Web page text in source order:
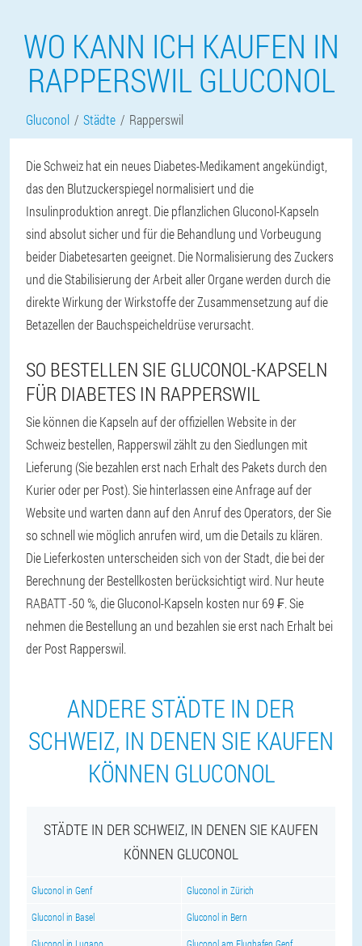
WO KANN ICH KAUFEN IN
RAPPERSWIL GLUCONOL
Gluconol Städte Rapperswil
Die Schweiz hat ein neues Diabetes-Medikament angekündigt,
das den Blutzuckerspiegel normalisiert und die
Insulinproduktion anregt. Die pflanzlichen Gluconol-Kapseln
sind absolut sicher und für die Behandlung und Vorbeugung
beider Diabetesarten geeignet. Die Normalisierung des Zuckers
und die Stabilisierung der Arbeit aller Organe werden durch die
direkte Wirkung der Wirkstoffe der Zusammensetzung auf die
Betazellen der Bauchspeicheldrüse verursacht.
SO BESTELLEN SIE GLUCONOL-KAPSELN
FÜR DIABETES IN RAPPERSWIL
Sie können die Kapseln auf der offiziellen Website in der
Schweiz bestellen, Rapperswil zählt zu den Siedlungen mit
Lieferung (Sie bezahlen erst nach Erhalt des Pakets durch den
Kurier oder per Post). Sie hinterlassen eine Anfrage auf der
Website und warten dann auf den Anruf des Operators, der Sie
so schnell wie möglich anrufen wird, um die Details zu klären.
Die Lieferkosten unterscheiden sich von der Stadt, die bei der
Berechnung der Bestellkosten berücksichtigt wird. Nur heute
RABATT -50 %, die Gluconol-Kapseln kosten nur 69 ₣. Sie
nehmen die Bestellung an und bezahlen sie erst nach Erhalt bei
der Post Rapperswil.
ANDERE STÄDTE IN DER
SCHWEIZ, IN DENEN SIE KAUFEN
KÖNNEN GLUCONOL
STÄDTE IN DER SCHWEIZ, IN DENEN SIE KAUFEN
KÖNNEN GLUCONOL
Gluconol in Genf Gluconol in Zürich
Gluconol in Basel Gluconol in Bern